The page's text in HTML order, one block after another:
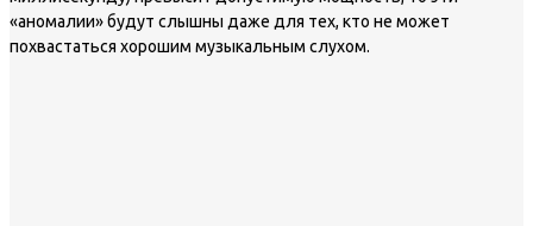
«аномалии» будут слышны даже для тех, кто не может
похвастаться хорошим музыкальным слухом.